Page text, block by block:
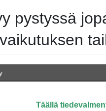
pystyssä
Täällä